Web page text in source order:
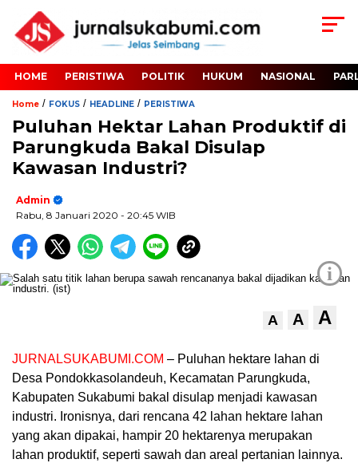
HOME PERISTIWA POLITIK HUKUM NASIONAL
Home / FOKUS / HEADLINE / PERISTIWA
​Puluhan Hektar Lahan Produktif di
Parungkuda Bakal Disulap
Kawasan Industri?
Admin
Rabu, 8 Januari 2020 - 20:45 WIB
i
A A A
JURNALSUKABUMI.COM – Puluhan hektare lahan di
Desa Pondokkasolandeuh, Kecamatan Parungkuda,
Kabupaten Sukabumi bakal disulap menjadi kawasan
industri. Ironisnya, dari rencana 42 lahan hektare lahan
yang akan dipakai, hampir 20 hektarenya merupakan
lahan produktif, seperti sawah dan areal pertanian lainnya.